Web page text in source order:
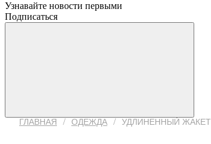
Узнавайте новости первыми
Подписаться
ГЛАВНАЯ / ОДЕЖДА / УДЛИНЕННЫЙ ЖАКЕТ